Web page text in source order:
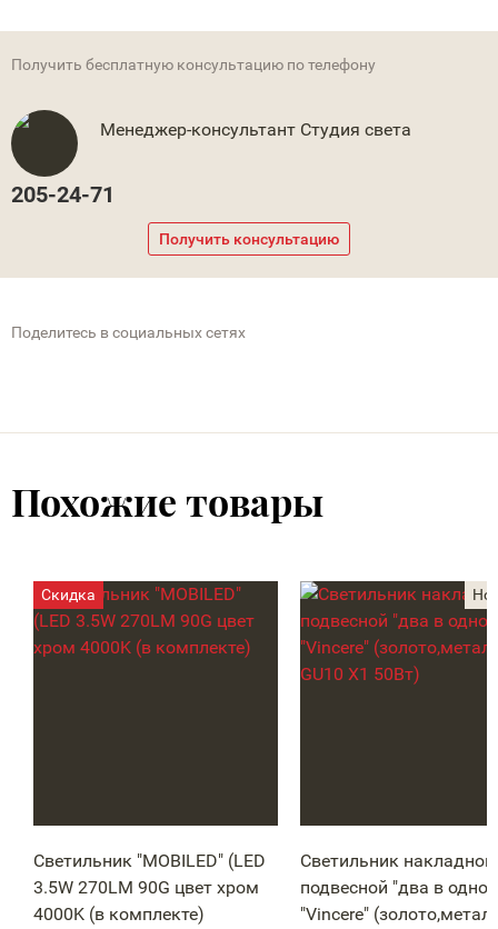
Получить бесплатную консультацию по телефону
Менеджер-консультант Студия света
205-24-71
Получить консультацию
Поделитесь в социальных сетях
Похожие товары
Светильник "MOBILED" (LED
3.5W 270LM 90G цвет хром
4000K (в комплекте)
Светильник
подвесной "два в
"Vincere"